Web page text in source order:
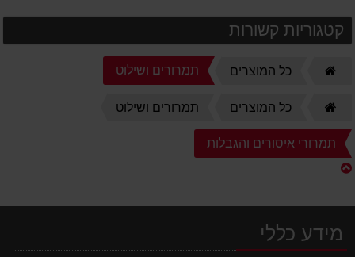
קטגוריות קשורות
כל המוצרים תמרורים ושילוט
כל המוצרים תמרורים ושילוט
תמרורי איסורים והגבלות
מידע כללי